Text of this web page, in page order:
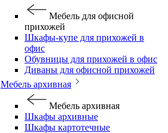
Мебель для офисной
прихожей
Шкафы-купе для прихожей в
офис
Обувницы для прихожей в офис
Диваны для офисной прихожей
Мебель архивная
Мебель архивная
Шкафы архивные
Шкафы картотечные